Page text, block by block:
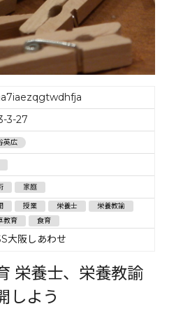
3-27
英広
家庭
授業 栄養士
栄養教諭
教育
食育
大阪しあわせ
栄養士、栄養教諭
しよう